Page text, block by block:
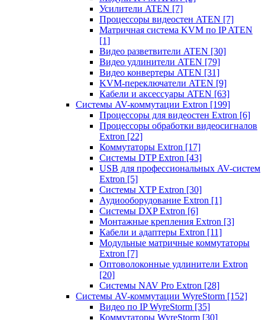
Усилители ATEN [7]
Процессоры видеостен ATEN [7]
Матричная система KVM по IP ATEN
[1]
Видео разветвители ATEN [30]
Видео удлинители ATEN [79]
Видео конвертеры ATEN [31]
KVM-переключатели ATEN [9]
Кабели и аксессуары ATEN [63]
Системы AV-коммутации Extron [199]
Процессоры для видеостен Extron [6]
Процессоры обработки видеосигналов
Extron [22]
Коммутаторы Extron [17]
Системы DTP Extron [43]
USB для профессиональных AV-систем
Extron [5]
Системы XTP Extron [30]
Аудиооборудование Extron [1]
Системы DXP Extron [6]
Монтажные крепления Extron [3]
Кабели и адаптеры Extron [11]
Модульные матричные коммутаторы
Extron [7]
Оптоволоконные удлинители Extron
[20]
Системы NAV Pro Extron [28]
Системы AV-коммутации WyreStorm [152]
Видео по IP WyreStorm [35]
Коммутаторы WyreStorm [30]